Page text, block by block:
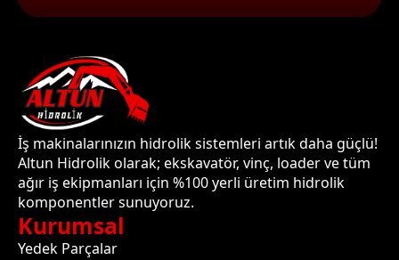
İş makinalarınızın hidrolik sistemleri artık daha güçlü!
Altun Hidrolik olarak; ekskavatör, vinç, loader ve tüm
ağır iş ekipmanları için %100 yerli üretim hidrolik
komponentler sunuyoruz.
Kurumsal
Yedek Parçalar